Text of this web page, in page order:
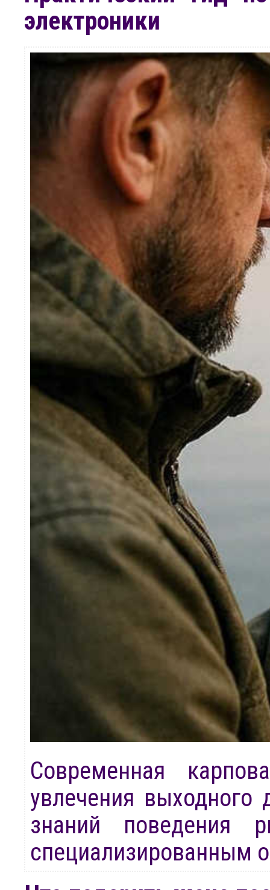
электроники
Современная
увлечения выходного
знаний поведения
специализированным